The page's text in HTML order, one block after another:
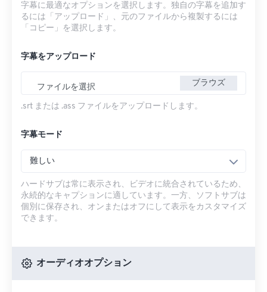
字幕に最適なオプションを選択します。独自の字幕を追加す
るには「アップロード」、元のファイルから複製するには
「コピー」を選択します。
字幕をアップロード
ファイルを選択 ブラウズ
.srt または .ass ファイルをアップロードします。
字幕モード
難しい
ハードサブは常に表示され、ビデオに統合されているため、
永続的なキャプションに適しています。一方、ソフトサブは
個別に保存され、オンまたはオフにして表示をカスタマイズ
できます。
オーディオオプション